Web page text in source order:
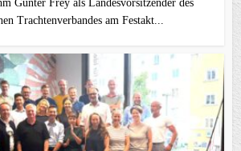
Günter Frey als Landesvorsitzender des
Trachtenverbandes am Festakt...